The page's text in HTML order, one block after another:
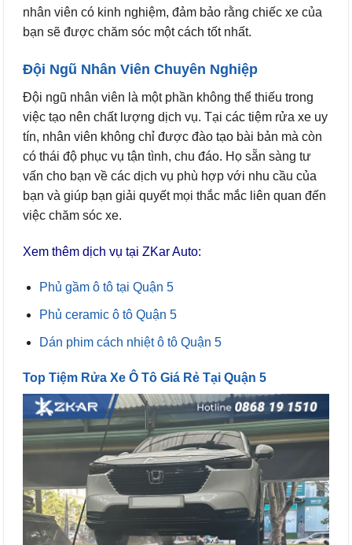
nhân viên có kinh nghiệm, đảm bảo rằng chiếc xe của
bạn sẽ được chăm sóc một cách tốt nhất.
Đội Ngũ Nhân Viên Chuyên Nghiệp
Đội ngũ nhân viên là một phần không thể thiếu trong
việc tạo nên chất lượng dịch vụ. Tại các tiệm rửa xe uy
tín, nhân viên không chỉ được đào tạo bài bản mà còn
có thái độ phục vụ tận tình, chu đáo. Họ sẵn sàng tư
vấn cho bạn về các dịch vụ phù hợp với nhu cầu của
bạn và giúp bạn giải quyết mọi thắc mắc liên quan đến
việc chăm sóc xe.
Xem thêm dịch vụ tại ZKar Auto:
Phủ gầm ô tô tại Quận 5
Phủ ceramic ô tô Quận 5
Dán phim cách nhiệt ô tô Quận 5
Top Tiệm Rửa Xe Ô Tô Giá Rẻ Tại Quận 5